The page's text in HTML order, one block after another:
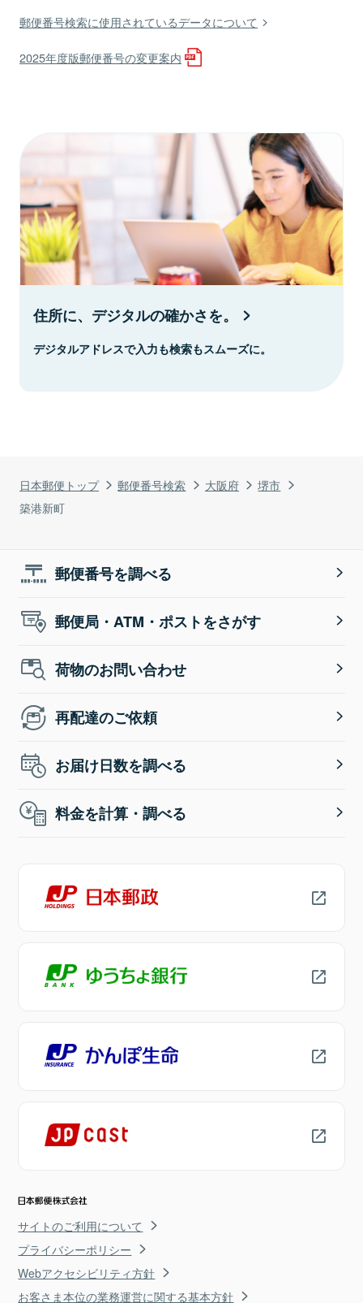
日本郵便トップ 郵便番号検索 大阪府
堺市
築港新町
郵便番号検索に使用されているデータについて
2025年度版郵便番号の変更案内
住所に、デジタルの確かさを。
デジタルアドレスで入力も検索もスムーズに。
郵便番号を調べる
郵便局・ATM・ポストをさがす
荷物のお問い合わせ
再配達のご依頼
お届け日数を調べる
料金を計算・調べる
サイトのご利用について
プライバシーポリシー
Webアクセシビリティ方針
お客さま本位の業務運営に関する基本方針